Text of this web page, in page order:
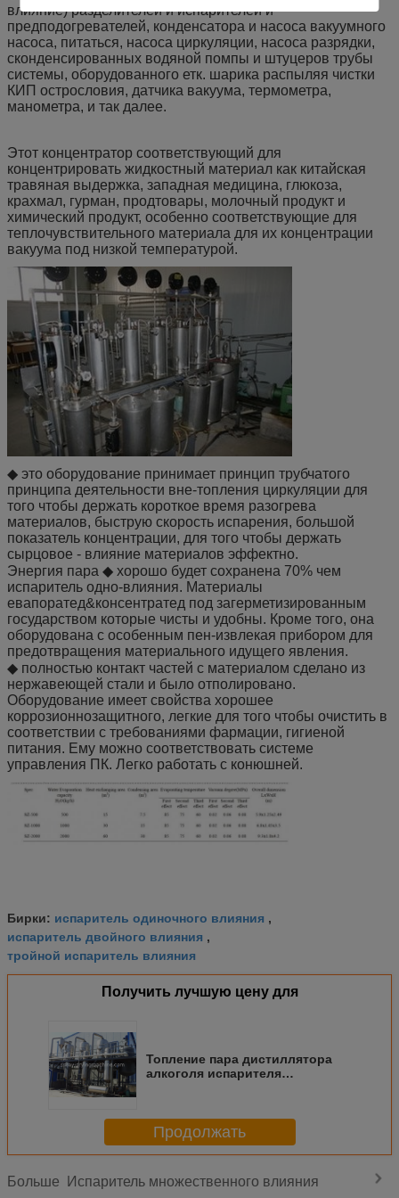
влияние) разделителей и испарителей и
предподогревателей, конденсатора и насоса вакуумного
насоса, питаться, насоса циркуляции, насоса разрядки,
сконденсированных водяной помпы и штуцеров трубы
системы, оборудованного етк. шарика распыляя чистки
КИП острословия, датчика вакуума, термометра,
манометра, и так далее.
Этот концентратор соответствующий для
концентрировать жидкостный материал как китайская
травяная выдержка, западная медицина, глюкоза,
крахмал, гурман, продтовары, молочный продукт и
химический продукт, особенно соответствующие для
теплочувствительного материала для их концентрации
вакуума под низкой температурой.
◆ это оборудование принимает принцип трубчатого
принципа деятельности вне-топления циркуляции для
того чтобы держать короткое время разогрева
материалов, быструю скорость испарения, большой
показатель концентрации, для того чтобы держать
сырцовое - влияние материалов эффектно.
Энергия пара ◆ хорошо будет сохранена 70% чем
испаритель одно-влияния. Материалы
евапоратед&консентратед под загерметизированным
государством которые чисты и удобны. Кроме того, она
оборудована с особенным пен-извлекая прибором для
предотвращения материального идущего явления.
◆ полностью контакт частей с материалом сделано из
нержавеющей стали и было отполировано.
Оборудование имеет свойства хорошее
коррозионнозащитного, легкие для того чтобы очистить в
соответствии с требованиями фармации, гигиеной
питания. Ему можно соответствовать системе
управления ПК. Легко работать с конюшней.
Бирки: испаритель одиночного влияния ,
испаритель двойного влияния ,
тройной испаритель влияния
Получить лучшую цену для
Топление пара дистиллятора
алкоголя испарителя
Продолжать
Больше Испаритель множественного влияния